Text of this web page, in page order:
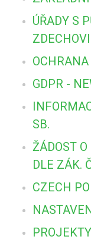
ÚŘADY S
GDPR -
SB.
ŽÁDOST
DLE ZÁK.
CZECH
PROJEKTY